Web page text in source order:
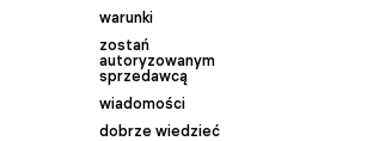
warunki
zostań
autoryzowanym
sprzedawcą
wiadomości
dobrze wiedzieć